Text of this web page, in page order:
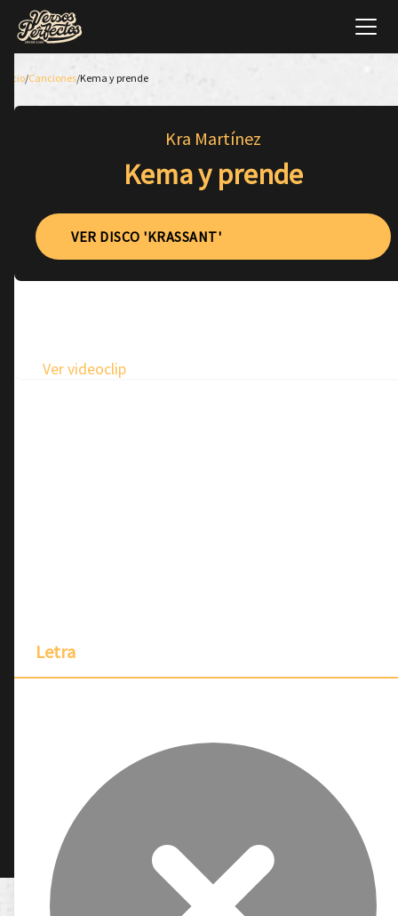
Inicio/Canciones/Kema y prende
Kra Martínez
Kema y prende
VER DISCO 'KRASSANT'
Ver videoclip
Letra